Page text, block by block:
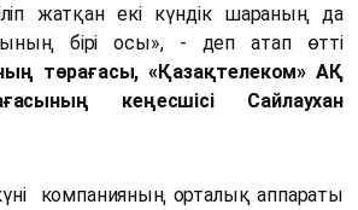
жатқан екі күндік шараның да
бірі осы», - деп атап өтті
төрағасы, «Қазақтелеком» АҚ
кеңесшісі Сайлаухан
компанияның орталық аппараты